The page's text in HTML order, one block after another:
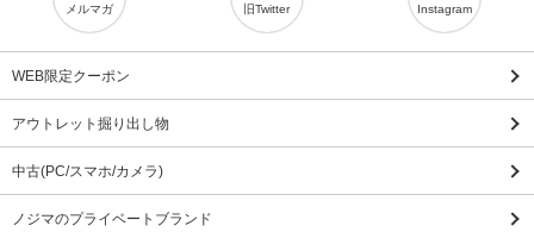
メルマガ 旧Twitter Instagram
WEB限定クーポン
アウトレット掘り出し物
中古(PC/スマホ/カメラ)
ノジマのプライベートブランド